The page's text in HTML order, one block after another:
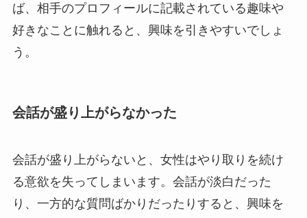
ば、相手のプロフィールに記載されている趣味や
好きなことに触れると、興味を引きやすいでしょ
う。
会話が盛り上がらなかった
会話が盛り上がらないと、女性はやり取りを続け
る意欲を失ってしまいます。会話が淡白だった
り、一方的な質問ばかりだったりすると、興味を